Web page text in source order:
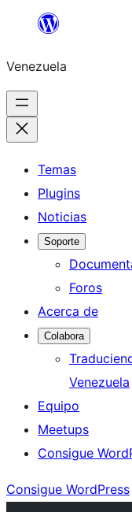
Saltar
contenido
Venezuela
Temas
Plugins
Noticias
Soporte
Foros
Acerca de
Colabora
Venezuela
Equipo
Meetups
Consigue
Consigue WordPress